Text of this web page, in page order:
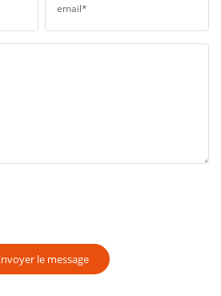
email*
le message